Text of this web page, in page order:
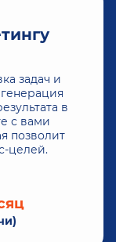
задач и
в
с вами
позволит
целей.